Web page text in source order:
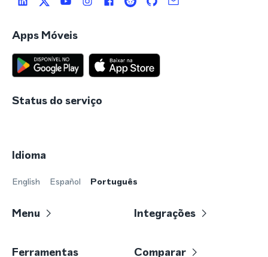
Apps Móveis
Status do serviço
Idioma
English Español Português
Menu Integrações
Ferramentas Comparar